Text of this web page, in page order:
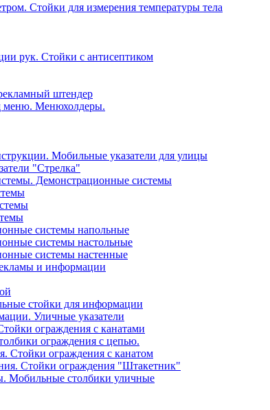
Стойки для измерения температуры тела
рук. Стойки с антисептиком
штендер
меню. Менюхолдеры.
Мобильные указатели для улицы
"Стрелка"
Демонстрационные системы
системы напольные
системы настольные
системы настенные
и информации
стойки для информации
Уличные указатели
ограждения с канатами
ограждения с цепью.
Стойки ограждения с канатом
Стойки ограждения "Штакетник"
Мобильные столбики уличные